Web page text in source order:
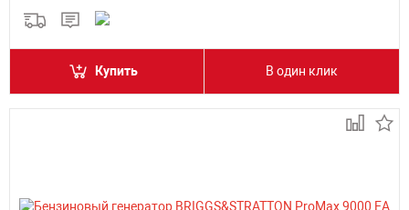
Купить В один клик